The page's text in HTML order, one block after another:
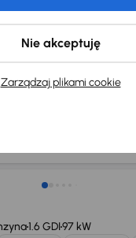
1.6 T-GDI110 kW
Książka serwisowa
T-GDI +7 kolejnych
1.6 GDI97 kW
Zarządzaj plikami cookie
Nie akceptuję